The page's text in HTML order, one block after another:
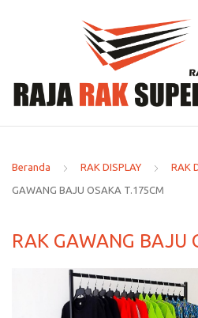
Beranda RAK DISPLAY RAK
GAWANG BAJU OSAKA T.175CM
RAK GAWANG BAJU